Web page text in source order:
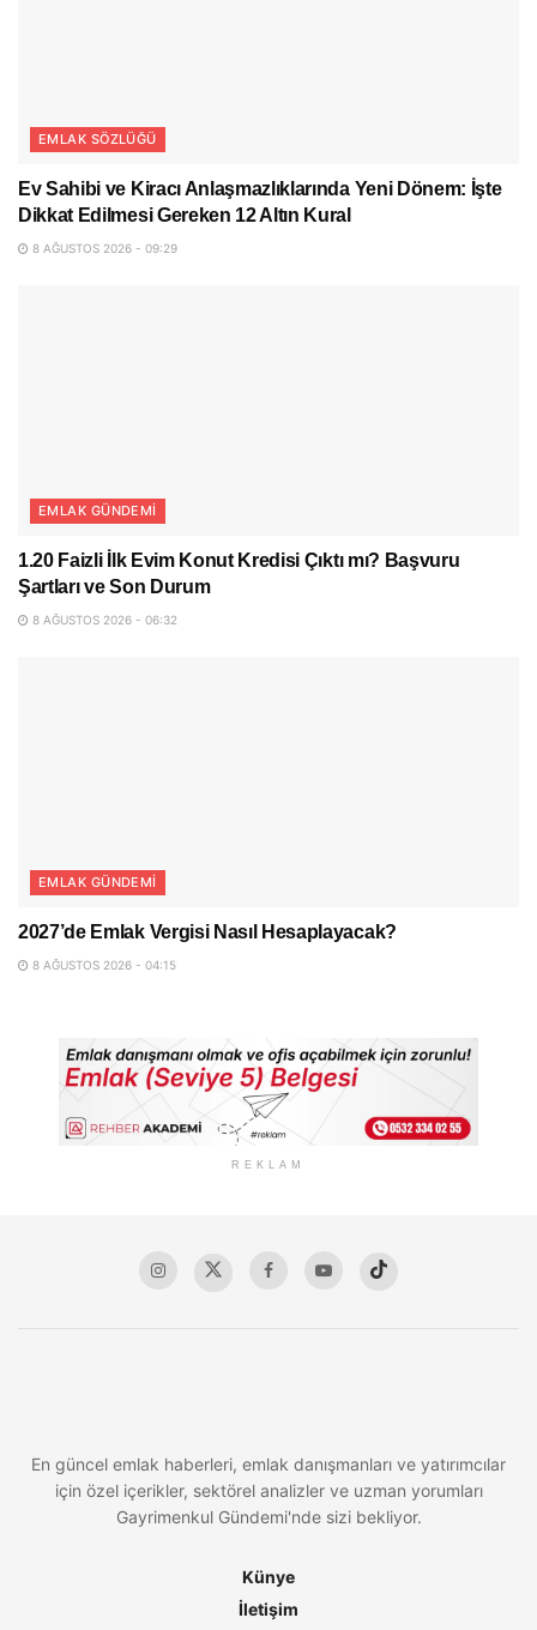
EMLAK SÖZLÜĞÜ
Ev Sahibi ve Kiracı Anlaşmazlıklarında Yeni Dönem: İşte
Dikkat Edilmesi Gereken 12 Altın Kural
8 AĞUSTOS 2026 - 09:29
EMLAK GÜNDEMI
1.20 Faizli İlk Evim Konut Kredisi Çıktı mı? Başvuru
Şartları ve Son Durum
8 AĞUSTOS 2026 - 06:32
EMLAK GÜNDEMI
2027’de Emlak Vergisi Nasıl Hesaplayacak?
8 AĞUSTOS 2026 - 04:15
REKLAM
En güncel emlak haberleri, emlak danışmanları ve yatırımcılar
için özel içerikler, sektörel analizler ve uzman yorumları
Gayrimenkul Gündemi'nde sizi bekliyor.
Künye
İletişim